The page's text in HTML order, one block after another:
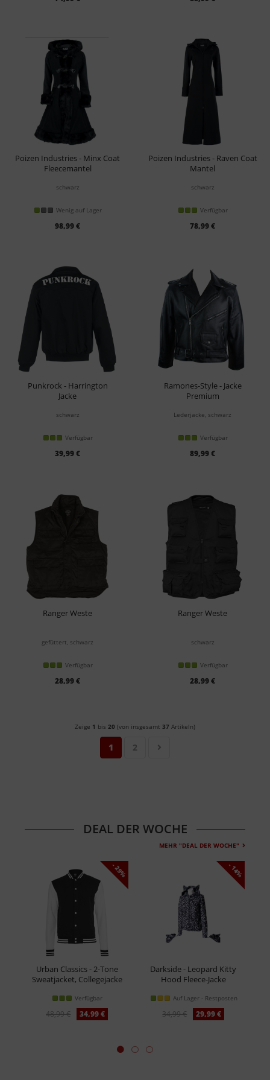
Poizen Industries - Minx Coat
Fleecemantel
schwarz
Wenig auf Lager
98,99 €
Poizen Industries - Raven Coat
Mantel
schwarz
Verfügbar
78,99 €
Punkrock - Harrington
Jacke
schwarz
Verfügbar
39,99 €
Ramones-Style - Jacke
Premium
Lederjacke, schwarz
Verfügbar
89,99 €
Ranger Weste
gefüttert, schwarz
Verfügbar
28,99 €
Ranger Weste
schwarz
Verfügbar
28,99 €
Zeige 1 bis 20 (von insgesamt 37 Artikeln)
1 2
DEAL DER WOCHE
MEHR "DEAL DER WOCHE"
Urban Classics - 2-Tone
Sweatjacket, Collegejacke
Verfügbar
48,99 € 34,99 €
- 29%
Darkside - Leopard Kitty
Hood Fleece-Jacke
Auf Lager - Restposten
34,99 € 29,99 €
- 14%